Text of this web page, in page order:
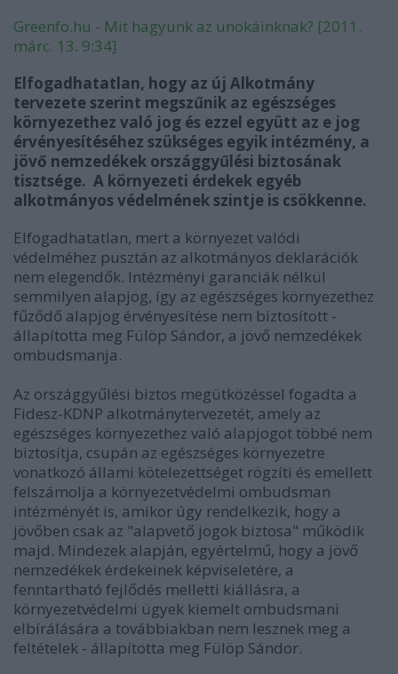
Greenfo.hu - Mit hagyunk az unokáinknak? [2011.
márc. 13. 9:34]
Elfogadhatatlan, hogy az új Alkotmány
tervezete szerint megszűnik az egészséges
környezethez való jog és ezzel együtt az e jog
érvényesítéséhez szükséges egyik intézmény, a
jövő nemzedékek országgyűlési biztosának
tisztsége. A környezeti érdekek egyéb
alkotmányos védelmének szintje is csökkenne.
Elfogadhatatlan, mert a környezet valódi
védelméhez pusztán az alkotmányos deklarációk
nem elegendők. Intézményi garanciák nélkül
semmilyen alapjog, így az egészséges környezethez
fűződő alapjog érvényesítése nem biztosított -
állapította meg Fülöp Sándor, a jövő nemzedékek
ombudsmanja.
Az országgyűlési biztos megütközéssel fogadta a
Fidesz-KDNP alkotmánytervezetét, amely az
egészséges környezethez való alapjogot többé nem
biztosítja, csupán az egészséges környezetre
vonatkozó állami kötelezettséget rögzíti és emellett
felszámolja a környezetvédelmi ombudsman
intézményét is, amikor úgy rendelkezik, hogy a
jövőben csak az "alapvető jogok biztosa" működik
majd. Mindezek alapján, egyértelmű, hogy a jövő
nemzedékek érdekeinek képviseletére, a
fenntartható fejlődés melletti kiállásra, a
környezetvédelmi ügyek kiemelt ombudsmani
elbírálására a továbbiakban nem lesznek meg a
feltételek - állapította meg Fülöp Sándor.